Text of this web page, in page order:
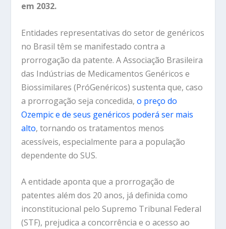
em 2032.
Entidades representativas do setor de genéricos
no Brasil têm se manifestado contra a
prorrogação da patente. A Associação Brasileira
das Indústrias de Medicamentos Genéricos e
Biossimilares (PróGenéricos) sustenta que, caso
a prorrogação seja concedida, o preço do
Ozempic e de seus genéricos poderá ser mais
alto, tornando os tratamentos menos
acessíveis, especialmente para a população
dependente do SUS.
A entidade aponta que a prorrogação de
patentes além dos 20 anos, já definida como
inconstitucional pelo Supremo Tribunal Federal
(STF), prejudica a concorrência e o acesso ao